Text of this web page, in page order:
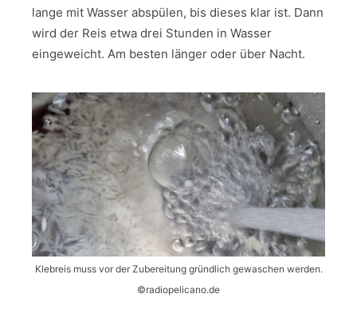
lange mit Wasser abspülen, bis dieses klar ist. Dann
wird der Reis etwa drei Stunden in Wasser
eingeweicht. Am besten länger oder über Nacht.
Klebreis muss vor der Zubereitung gründlich gewaschen werden.
©radiopelicano.de